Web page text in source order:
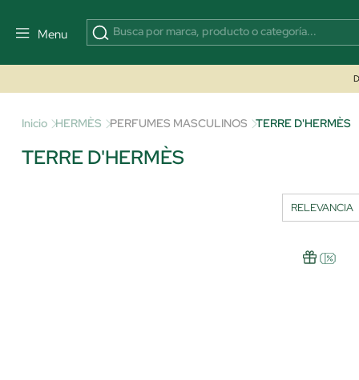
Menu
Inicio HERMÈS PERFUMES MASCULINOS TERRE D'HERMÈS
TERRE D'HERMÈS